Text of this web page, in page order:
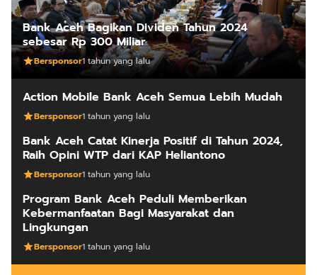
Bank Aceh Bagikan Dividen Tahun 2024
sebesar Rp 300 Miliar
Bersponsor1 tahun yang lalu
Action Mobile Bank Aceh Semua Lebih Mudah
Bersponsor1 tahun yang lalu
Bank Aceh Catat Kinerja Positif di Tahun 2024,
Raih Opini WTP dari KAP Heliantono
Bersponsor1 tahun yang lalu
Program Bank Aceh Peduli Memberikan
Kebermanfaatan Bagi Masyarakat dan
Lingkungan
Bersponsor1 tahun yang lalu